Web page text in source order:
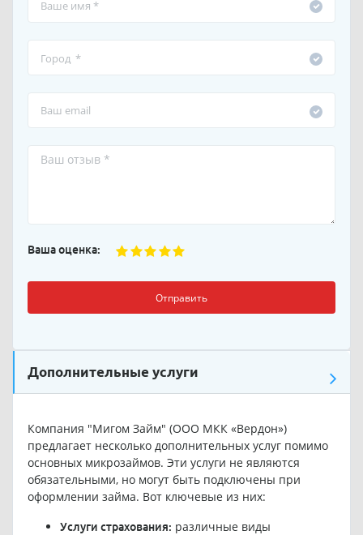
Ваша оценка:
Отправить
Дополнительные услуги
Компания "Мигом Займ" (ООО МКК «Вердон»)
предлагает несколько дополнительных услуг помимо
основных микрозаймов. Эти услуги не являются
обязательными, но могут быть подключены при
оформлении займа. Вот ключевые из них:
Услуги страхования: различные виды